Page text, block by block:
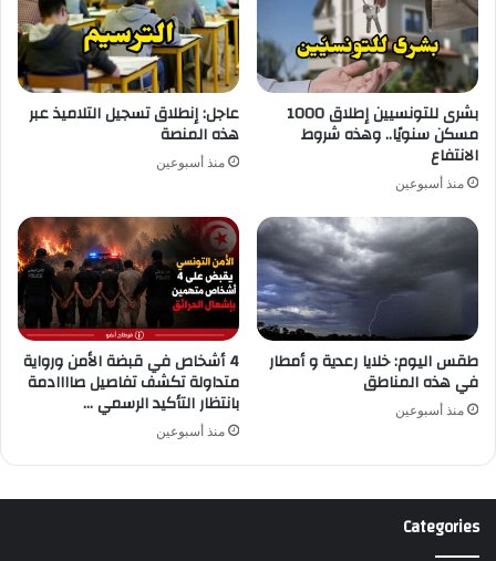
بشرى للتونسيين إطلاق 1000
مسكن سنويًا.. وهذه شروط
الانتفاع
منذ أسبوعين
عاجل: إنطلاق تسجيل التلاميذ عبر
هذه المنصة
منذ أسبوعين
طقس اليوم: خلايا رعدية و أمطار
في هذه المناطق
منذ أسبوعين
4 أشخاص في قبضة الأمن ورواية
متداولة تكشف تفاصيل صاااادمة
بانتظار التأكيد الرسمي …
منذ أسبوعين
Categories